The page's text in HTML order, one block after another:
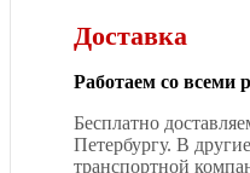
Доставка
Работаем со всеми
Бесплатно
Петербургу. В
транспортной